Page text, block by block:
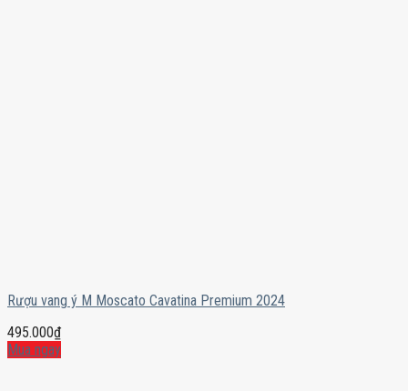
Rượu vang ý M Moscato Cavatina Premium 2024
495.000₫
Mua ngay